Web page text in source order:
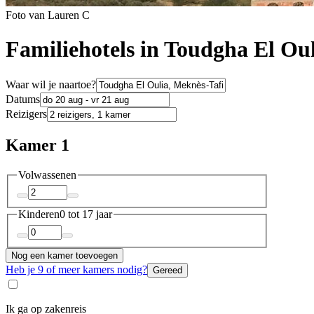
Foto van Lauren C
Familiehotels in Toudgha El
Waar wil je naartoe?
Datums
Reizigers
Kamer 1
Volwassenen
Kinderen0 tot 17 jaar
Nog een kamer toevoegen
Heb je 9 of meer kamers nodig? Gereed
Ik ga op zakenreis